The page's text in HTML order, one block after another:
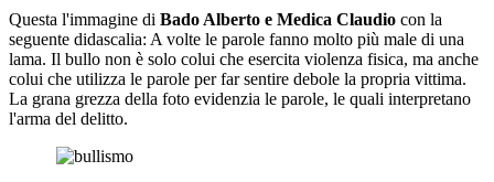
Questa l'immagine di Bado Alberto e Medica Claudio con la
seguente didascalia: A volte le parole fanno molto più male di una
lama. Il bullo non è solo colui che esercita violenza fisica, ma anche
colui che utilizza le parole per far sentire debole la propria vittima.
La grana grezza della foto evidenzia le parole, le quali interpretano
l'arma del delitto.